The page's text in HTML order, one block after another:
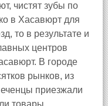
чистят зубы по
в Хасавюрт для
то в результате и
центров
В городе
рынков, из
приезжали
товары